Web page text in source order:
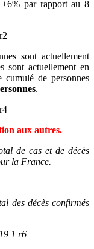
par rapport au 8
sont actuellement
sont actuellement en
de personnes
.
aux autres.
de cas et de décès
la France.
des décès confirmés